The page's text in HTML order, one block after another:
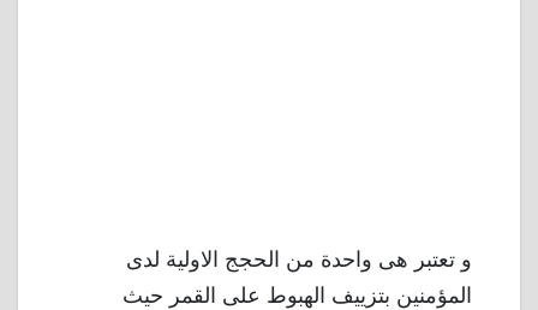
و تعتبر هى واحدة من الحجج الاولية لدى
المؤمنين بتزييف الهبوط على القمر حيث